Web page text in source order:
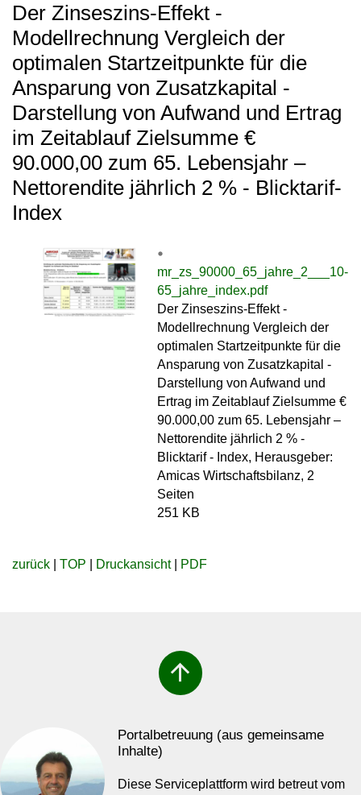
Der Zinseszins-Effekt -
Modellrechnung Vergleich der
optimalen Startzeitpunkte für die
Ansparung von Zusatzkapital -
Darstellung von Aufwand und Ertrag
im Zeitablauf Zielsumme €
90.000,00 zum 65. Lebensjahr –
Nettorendite jährlich 2 % - Blicktarif-
Index
mr_zs_90000_65_jahre_2___10-
65_jahre_index.pdf
Der Zinseszins-Effekt -
Modellrechnung Vergleich der
optimalen Startzeitpunkte für die
Ansparung von Zusatzkapital -
Darstellung von Aufwand und
Ertrag im Zeitablauf Zielsumme €
90.000,00 zum 65. Lebensjahr –
Nettorendite jährlich 2 % -
Blicktarif - Index, Herausgeber:
Amicas Wirtschaftsbilanz, 2
Seiten
251 KB
zurück TOP Druckansicht| PDF
arrow_upward
Portalbetreuung (aus gemeinsame
Inhalte)
Diese Serviceplattform wird betreut vom